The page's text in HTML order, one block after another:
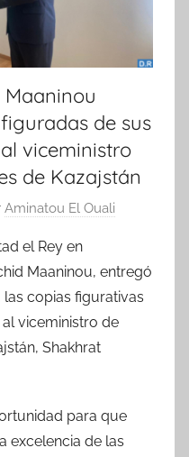
de sus
viceministro
de Kazajstán
Aminatou El Ouali
el Rey en
Maaninou, entregó
copias figurativas
viceministro de
Shakhrat
para que
excelencia de las